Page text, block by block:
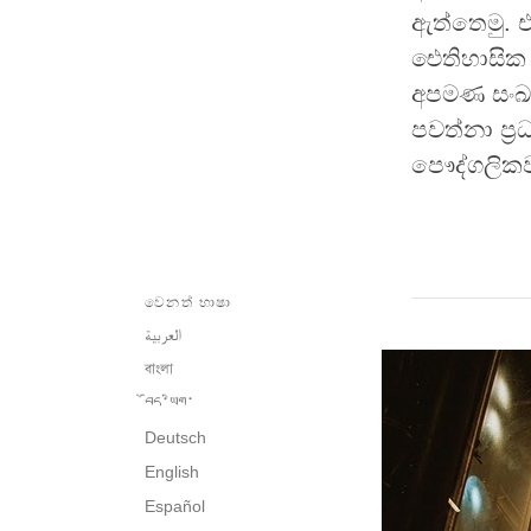
ඇත්තෙමු.
ඓතිහාසික
අපමණ
පවත්නා
වෙනත් භාෂා
العربية
বাংলা
བོད་ཡིག་
Deutsch
English
Español